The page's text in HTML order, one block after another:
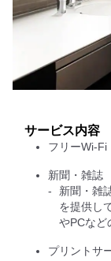
サービス内容
フリーWi-Fi
新聞・雑誌
新聞・雑
を提供し
やPCなど
プリントサ